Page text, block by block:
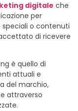
digitale che
per
o contenuti
di ricevere
è quello di
attuali e
del marchio,
attraverso